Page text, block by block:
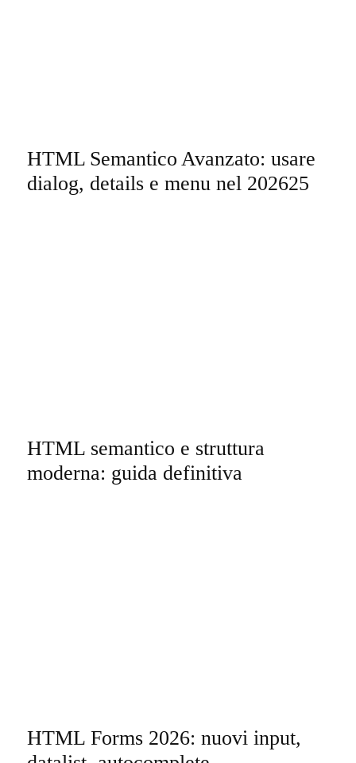
HTML Semantico Avanzato: usare
dialog, details e menu nel 202625
HTML semantico e struttura
moderna: guida definitiva
HTML Forms 2026: nuovi input,